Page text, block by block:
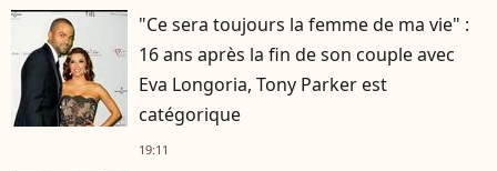
"Ce sera toujours la femme de ma vie" :
16 ans après la fin de son couple avec
Eva Longoria, Tony Parker est
catégorique
19:11